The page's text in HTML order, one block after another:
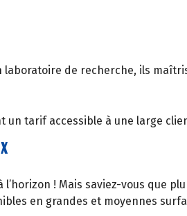
laboratoire de recherche, ils
un tarif accessible à une large
! Mais saviez-vous que
en grandes et moyennes